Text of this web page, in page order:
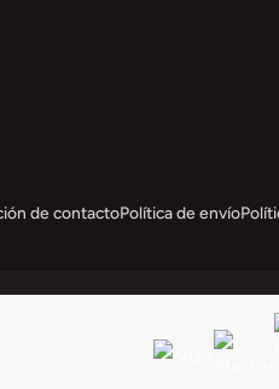
de contactoPolítica de envío